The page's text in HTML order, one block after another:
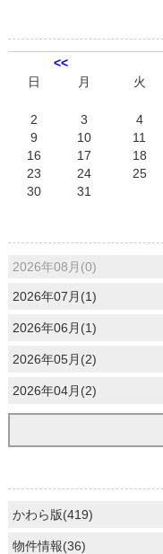
<<
日
月 火
2
3 4
9
10 11
16
17 18
23
24 25
30
31
2026年08月(0)
2026年07月(1)
2026年06月(1)
2026年05月(2)
2026年04月(2)
かわら版(419)
物件情報(36)